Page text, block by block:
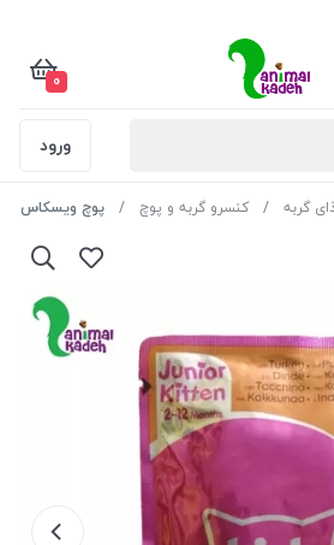
0
ورود
گربه کنسرو گربه و پوچ پوچ ویسکاس بچه